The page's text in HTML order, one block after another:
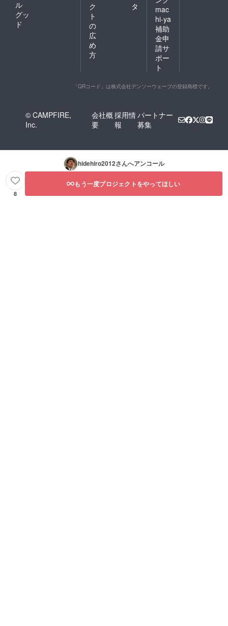
ル
グッ
ド
ク
ト
の
広
め
方
タ
mac
hi-ya
補助
金申
請サ
ポー
ト
「QRコード」は株式会社デンソーウェーブの登録商標です。
© CAMPFIRE,
Inc.
会社概
要
採用情
報
パートナー
募集
hidehiro2012さんへアンコール
8
もう一度プロジェクトをやってほしい